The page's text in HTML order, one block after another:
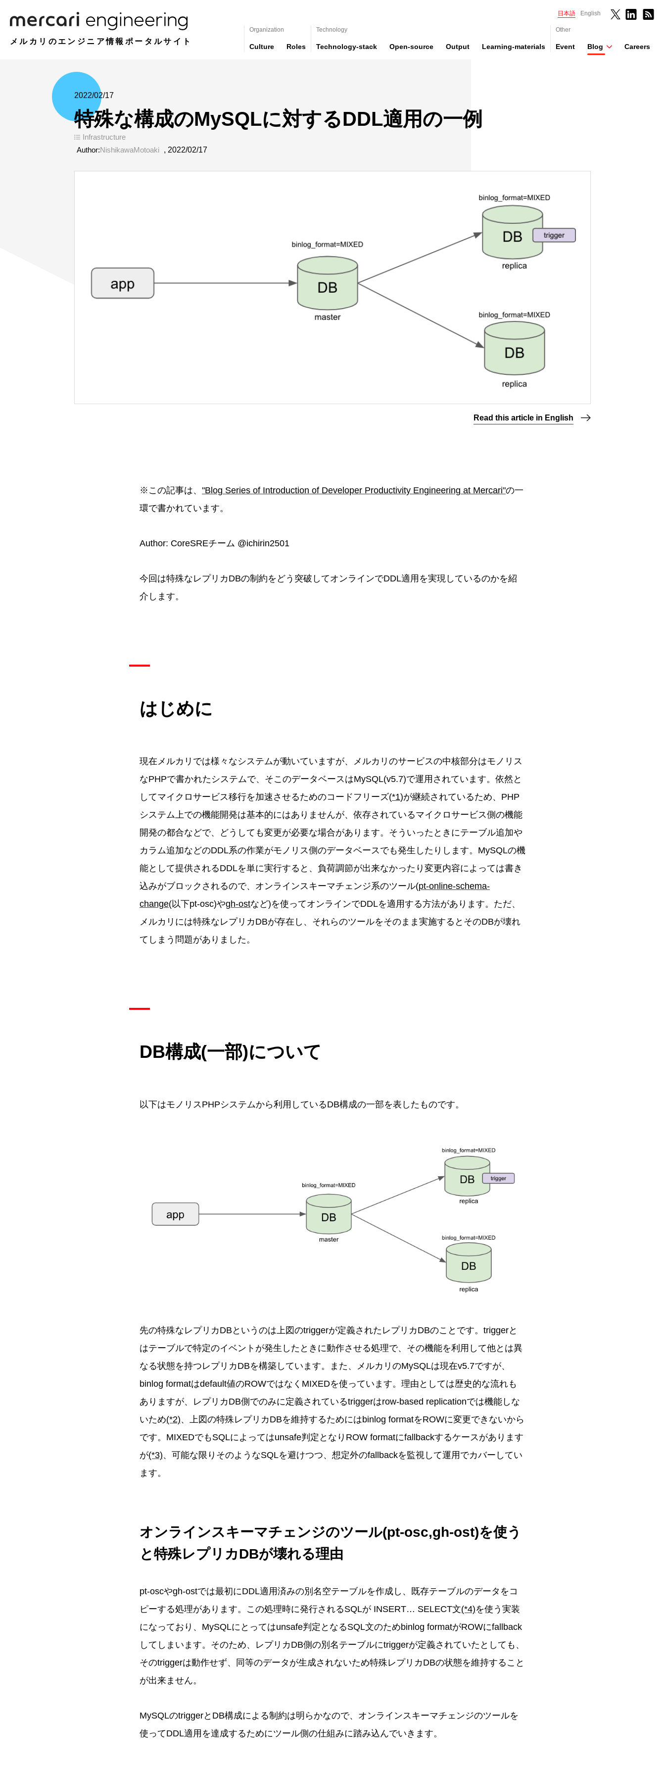
メルカリのエンジニア情報ポータルサイト
日本語 English
Organization
Culture Roles
Technology
Technology-stack Open-source Output Learning-materials
Other
Event Blog Careers
2022/02/17
特殊な構成のMySQLに対するDDL適用の一例
Infrastructure
Author:NishikawaMotoaki , 2022/02/17
Read this article in English
※この記事は、 "Blog Series of Introduction of Developer Productivity Engineering at Mercari"の一
環で書かれています。
Author: CoreSREチーム @ichirin2501
今回は特殊なレプリカDBの制約をどう突破してオンラインでDDL適用を実現しているのかを紹
介します。
はじめに
現在メルカリでは様々なシステムが動いていますが、メルカリのサービスの中核部分はモノリス
なPHPで書かれたシステムで、そこのデータベースはMySQL(v5.7)で運用されています。依然と
してマイクロサービス移行を加速させるためのコードフリーズ(*1)が継続されているため、PHP
システム上での機能開発は基本的にはありませんが、依存されているマイクロサービス側の機能
開発の都合などで、どうしても変更が必要な場合があります。そういったときにテーブル追加や
カラム追加などのDDL系の作業がモノリス側のデータベースでも発生したりします。MySQLの機
能として提供されるDDLを単に実行すると、負荷調節が出来なかったり変更内容によっては書き
込みがブロックされるので、オンラインスキーマチェンジ系のツール(pt-online-schema-
change(以下pt-osc)やgh-ostなど)を使ってオンラインでDDLを適用する方法があります。ただ、
メルカリには特殊なレプリカDBが存在し、それらのツールをそのまま実施するとそのDBが壊れ
てしまう問題がありました。
DB構成(一部)について
以下はモノリスPHPシステムから利用しているDB構成の一部を表したものです。
先の特殊なレプリカDBというのは上図のtriggerが定義されたレプリカDBのことです。triggerと
はテーブルで特定のイベントが発生したときに動作させる処理で、その機能を利用して他とは異
なる状態を持つレプリカDBを構築しています。また、メルカリのMySQLは現在v5.7ですが、
binlog formatはdefault値のROWではなくMIXEDを使っています。理由としては歴史的な流れも
ありますが、レプリカDB側でのみに定義されているtriggerはrow-based replicationでは機能しな
いため(*2)、上図の特殊レプリカDBを維持するためにはbinlog formatをROWに変更できないから
です。MIXEDでもSQLによってはunsafe判定となりROW formatにfallbackするケースがあります
が(*3)、可能な限りそのようなSQLを避けつつ、想定外のfallbackを監視して運用でカバーしてい
ます。
オンラインスキーマチェンジのツール(pt-osc,gh-ost)を使う
と特殊レプリカDBが壊れる理由
pt-oscやgh-ostでは最初にDDL適用済みの別名空テーブルを作成し、既存テーブルのデータをコ
ピーする処理があります。この処理時に発行されるSQLが INSERT… SELECT文(*4)を使う実装
になっており、MySQLにとってはunsafe判定となるSQL文のためbinlog formatがROWにfallback
してしまいます。そのため、レプリカDB側の別名テーブルにtriggerが定義されていたとしても、
そのtriggerは動作せず、同等のデータが生成されないため特殊レプリカDBの状態を維持すること
が出来ません。
MySQLのtriggerとDB構成による制約は明らかなので、オンラインスキーマチェンジのツールを
使ってDDL適用を達成するためにツール側の仕組みに踏み込んでいきます。